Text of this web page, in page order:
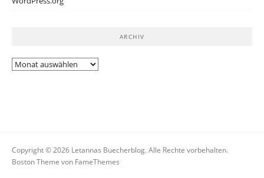
ARCHIV
Archiv
Copyright © 2026 Letannas Buecherblog. Alle Rechte vorbehalten.
Boston Theme von FameThemes